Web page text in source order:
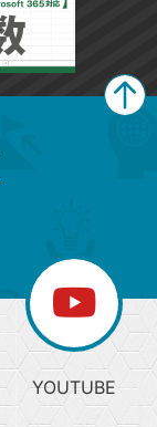
YOUTUBE